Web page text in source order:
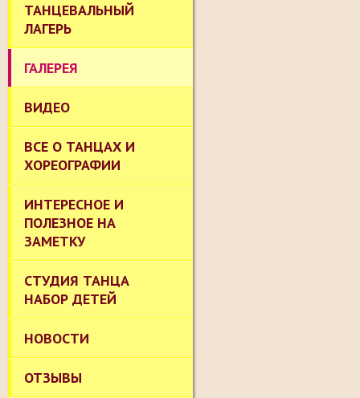
ТАНЦЕВАЛЬНЫЙ
ЛАГЕРЬ
ГАЛЕРЕЯ
ВИДЕО
ВСЕ О ТАНЦАХ И
ХОРЕОГРАФИИ
ИНТЕРЕСНОЕ И
ПОЛЕЗНОЕ НА
ЗАМЕТКУ
СТУДИЯ ТАНЦА
НАБОР ДЕТЕЙ
НОВОСТИ
ОТЗЫВЫ